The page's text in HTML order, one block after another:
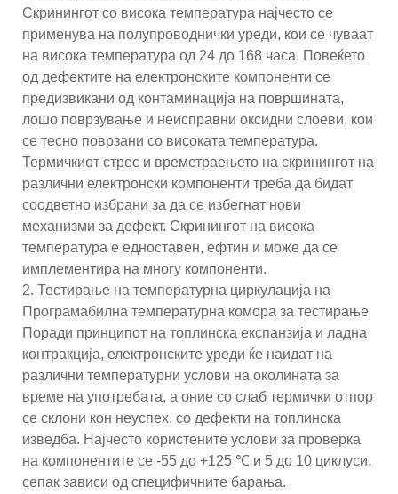
Скринингот со висока температура најчесто се
применува на полупроводнички уреди, кои се чуваат
на висока температура од 24 до 168 часа. Повеќето
од дефектите на електронските компоненти се
предизвикани од контаминација на површината,
лошо поврзување и неисправни оксидни слоеви, кои
се тесно поврзани со високата температура.
Термичкиот стрес и времетраењето на скринингот на
различни електронски компоненти треба да бидат
соодветно избрани за да се избегнат нови
механизми за дефект. Скринингот на висока
температура е едноставен, ефтин и може да се
имплементира на многу компоненти.
2. Тестирање на температурна циркулација на
Програмабилна температурна комора за тестирање
Поради принципот на топлинска експанзија и ладна
контракција, електронските уреди ќе наидат на
различни температурни услови на околината за
време на употребата, а оние со слаб термички отпор
се склони кон неуспех. со дефекти на топлинска
изведба. Најчесто користените услови за проверка
на компонентите се -55 до +125 ℃ и 5 до 10 циклуси,
сепак зависи од специфичните барања.